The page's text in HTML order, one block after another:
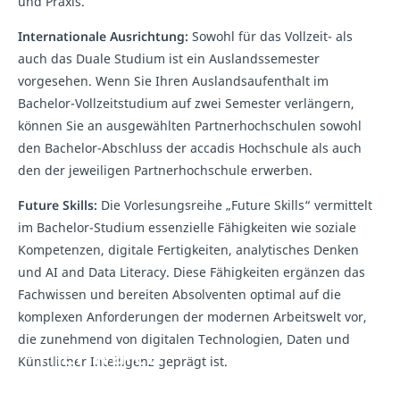
Internationale Ausrichtung: Sowohl für das Vollzeit- als
auch das Duale Studium ist ein Auslandssemester
vorgesehen. Wenn Sie Ihren Auslandsaufenthalt im
Bachelor-Vollzeitstudium auf zwei Semester verlängern,
können Sie an ausgewählten Partnerhochschulen sowohl
den Bachelor-Abschluss der accadis Hochschule als auch
den der jeweiligen Partnerhochschule erwerben.
Future Skills: Die Vorlesungsreihe „Future Skills“ vermittelt
im Bachelor-Studium essenzielle Fähigkeiten wie soziale
Kompetenzen, digitale Fertigkeiten, analytisches Denken
und AI and Data Literacy. Diese Fähigkeiten ergänzen das
Fachwissen und bereiten Absolventen optimal auf die
komplexen Anforderungen der modernen Arbeitswelt vor,
die zunehmend von digitalen Technologien, Daten und
Künstlicher Intelligenz geprägt ist.
Hier wären
Hier wären